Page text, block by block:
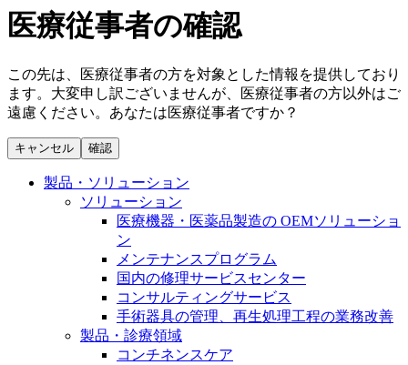
縫合糸 / 皮膚用接着剤
創傷ケア
ソリューション
製品・診療領域
膝関節の構造とその疾患
身体の中で最も大きい関節である膝関節。日常の生活
を支える、その機能や特徴とは？傷めてしまった場合
には、どのような治療の選択肢があるのでしょう。
キャリア（B. Braunで働くということ）
ビー・ブラウンエースクラッﾌﾟで新たな可能性を見つ
けませんか？現在募集中のポジションをご覧いただけ
ます。
お問合せフォーム
取材・撮影のお申込み
ニューススペース
ニュースリリース
医療従事者さま向けニュース
会社
私たちの責任
ニューススペース
医療従事者の確認
この先は、医療従事者の方を対象とした情報を提供しており
ます。大変申し訳ございませんが、医療従事者の方以外はご
遠慮ください。あなたは医療従事者ですか？
キャンセル 確認
製品・ソリューション
ソリューション
医療機器・医薬品製造の OEMソリューショ
ン
メンテナンスプログラム
国内の修理サービスセンター
コンサルティングサービス
手術器具の管理、再生処理工程の業務改善
製品・診療領域
コンチネンスケア